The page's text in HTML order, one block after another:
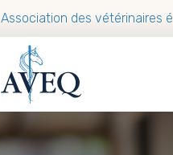
Association des vétérinaires